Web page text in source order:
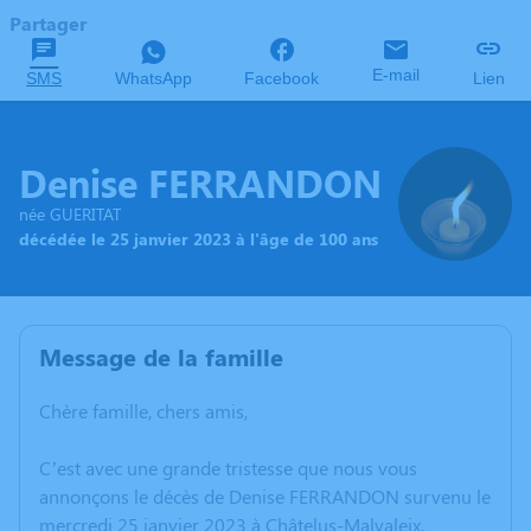
Partager
SMS WhatsApp Facebook E-mail Lien
Denise FERRANDON
née GUERITAT
décédée le 25 janvier 2023 à l'âge de 100 ans
Message de la famille
Chère famille, chers amis,
C’est avec une grande tristesse que nous vous
annonçons le décès de Denise FERRANDON survenu le
mercredi 25 janvier 2023 à Châtelus-Malvaleix.